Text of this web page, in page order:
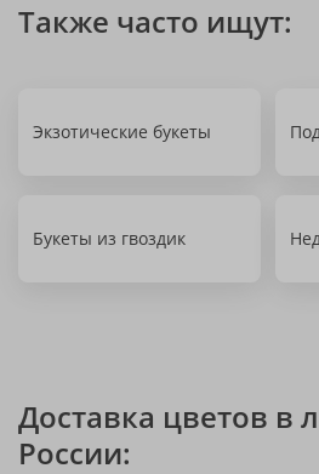
Также часто ищут:
Экзотические букеты
Букеты из гвоздик
Доставка цветов в
России: